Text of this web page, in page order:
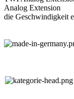
Analog Extension
die Geschwindigkeit